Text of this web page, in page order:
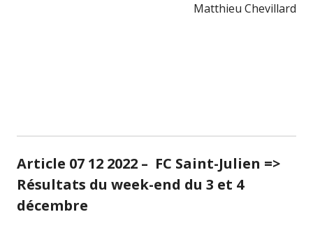
Matthieu Chevillard
Article 07 12 2022 – FC Saint-Julien =>
Résultats du week-end du 3 et 4
décembre